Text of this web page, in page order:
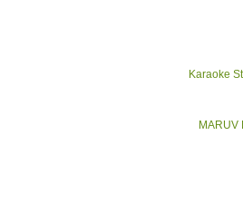
Karaoke
MARUV